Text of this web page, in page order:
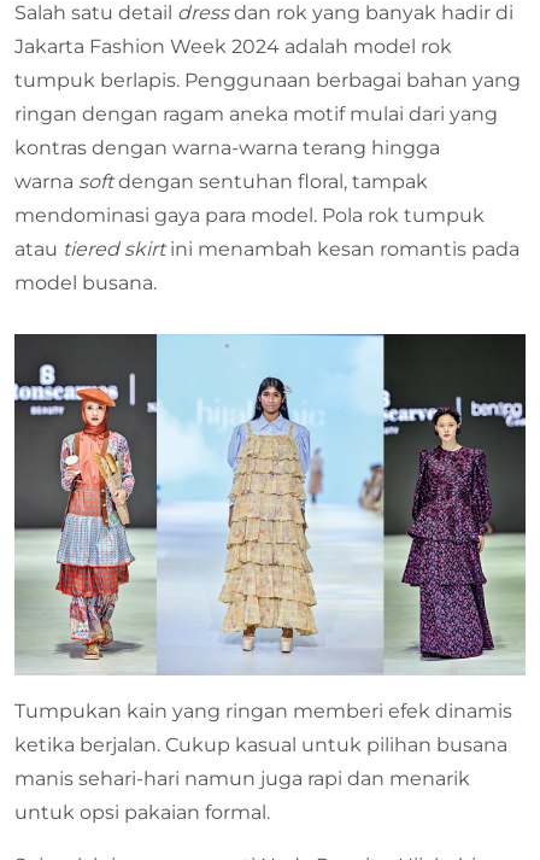
Salah satu detail dressdan rok yang banyak hadir di
Jakarta Fashion Week 2024 adalah model rok
tumpuk berlapis. Penggunaan berbagai bahan yang
ringan dengan ragam aneka motif mulai dari yang
kontras dengan warna-warna terang hingga
warna softdengan sentuhan floral, tampak
mendominasi gaya para model. Pola rok tumpuk
atau tiered skirtini menambah kesan romantis pada
model busana.
Tumpukan kain yang ringan memberi efek dinamis
ketika berjalan. Cukup kasual untuk pilihan busana
manis sehari-hari namun juga rapi dan menarik
untuk opsi pakaian formal.